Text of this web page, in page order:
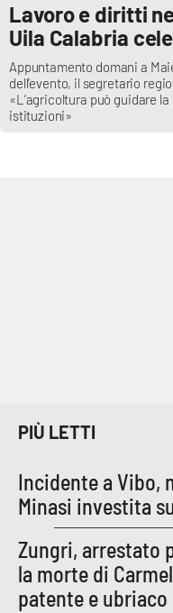
Lavoro e diritti
Uila Calabria
Appuntamento domani a
dell’evento, il segretario
«L’agricoltura può guidare
istituzioni»
PIÙ LETTI
Incidente a Vibo,
Minasi investita
Zungri, arrestato
la morte di
patente e ubriaco